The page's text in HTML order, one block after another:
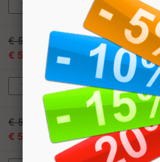
€ 59.90
€ 53.91
€ 59.90
€ 53.91